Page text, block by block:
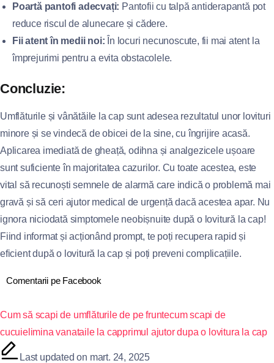
Poartă pantofi adecvați: Pantofii cu talpă antiderapantă pot
reduce riscul de alunecare și cădere.
Fii atent în medii noi: În locuri necunoscute, fii mai atent la
împrejurimi pentru a evita obstacolele.
Concluzie:
Umflăturile și vânătăile la cap sunt adesea rezultatul unor lovituri
minore și se vindecă de obicei de la sine, cu îngrijire acasă.
Aplicarea imediată de gheață, odihna și analgezicele ușoare
sunt suficiente în majoritatea cazurilor. Cu toate acestea, este
vital să recunoști semnele de alarmă care indică o problemă mai
gravă și să ceri ajutor medical de urgență dacă acestea apar. Nu
ignora niciodată simptomele neobișnuite după o lovitură la cap!
Fiind informat și acționând prompt, te poți recupera rapid și
eficient după o lovitură la cap și poți preveni complicațiile.
Comentarii pe Facebook
Cum să scapi de umflăturile de pe fruntecum scapi de
cucuielimina vanataile la capprimul ajutor dupa o lovitura la cap
Last updated on mart. 24, 2025